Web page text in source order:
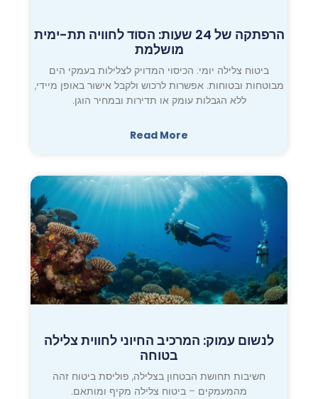
הרפתקה של 24 שעות: הסוד לחוויה תת-ימית
מושלמת
ביטוח צלילה יומי: הכיסוי המדויק לצלילות בעמקי הים
מבוטחות ובטוחות. אפשרות לרכוש ולקבל אישור באופן מיידי,
ללא הגבלות עומק או תדירות ובמחיר הוגן.
Read More
לנשום עמוק: המרכיב החיוני לחווית צלילה
בטוחה
חשיבות תחושת הבטחון בצלילה, פוליסת ביטוח זהה
מהמעמקים – ביטוח צלילה מקיף ומותאם.